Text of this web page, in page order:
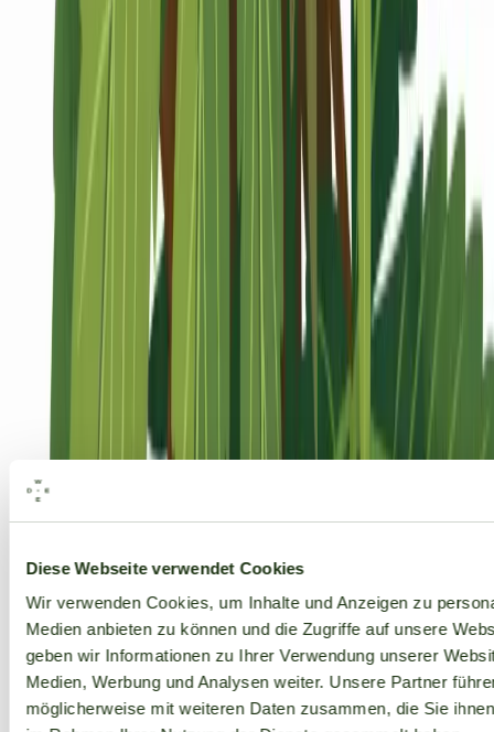
Diese Webseite verwendet Cookies
Wir verwenden Cookies, um Inhalte und Anzeigen zu
Medien anbieten zu können und die Zugriffe auf unsere
geben wir Informationen zu Ihrer Verwendung unserer
Medien, Werbung und Analysen weiter. Unsere Partner
möglicherweise mit weiteren Daten zusammen, die Sie
Marken